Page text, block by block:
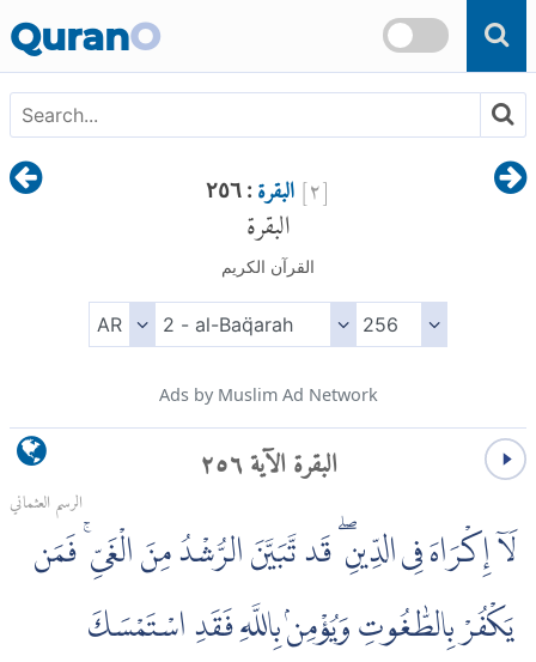
Skip to main content
QuranO
[٢]البقرة : ٢٥٦البقرة
القرآن الكريم
Ads by Muslim Ad Network
البقرة الآية ٢٥٦
الرسم العثماني
لَآ إِكْرَاهَ فِى الدِّينِ ۖ قَد تَّبَيَّنَ الرُّشْدُ مِنَ الْغَىِّ ۚ فَمَن
يَكْفُرْ بِالطّٰغُوتِ وَيُؤْمِنۢ بِاللَّهِ فَقَدِ اسْتَمْسَكَ